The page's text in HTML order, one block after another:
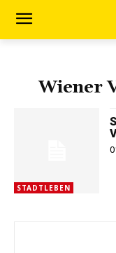
Wiener
STADTLEBEN